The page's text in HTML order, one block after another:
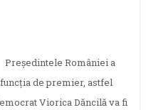
Președintele României a
de premier, astfel
Viorica Dăncilă va fi